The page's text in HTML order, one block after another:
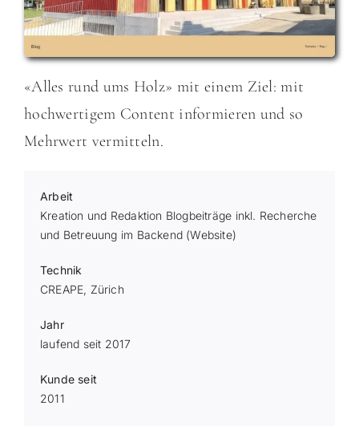
«Alles rund ums Holz» mit einem Ziel: mit
hochwertigem Content informieren und so
Mehrwert vermitteln.
Arbeit
Kreation und Redaktion Blogbeiträge inkl. Recherche
und Betreuung im Backend (Website)
Technik
CREAPE, Zürich
Jahr
laufend seit 2017
Kunde seit
2011